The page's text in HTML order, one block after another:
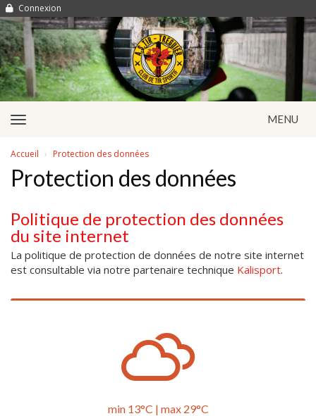
Connexion
MENU
Accueil Protection des données
Protection des données
Politique de protection des données
du site internet
La politique de protection de données de notre site internet
est consultable via notre partenaire technique Kalisport.
min 13°C | max 29°C
Panneau de gestion des cookies